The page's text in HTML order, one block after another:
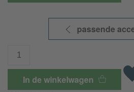
passende
In de winkelwagen